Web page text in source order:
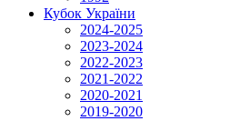
Кубок України
2024-2025
2023-2024
2022-2023
2021-2022
2020-2021
2019-2020